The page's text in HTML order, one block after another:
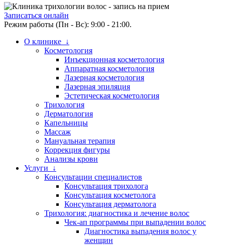
Записаться онлайн
Режим работы (Пн - Вс): 9:00 - 21:00.
О клинике ↓
Косметология
Инъекционная косметология
Аппаратная косметология
Лазерная косметология
Лазерная эпиляция
Эстетическая косметология
Трихология
Дерматология
Капельницы
Массаж
Мануальная терапия
Коррекция фигуры
Анализы крови
Услуги ↓
Консультации специалистов
Консультация трихолога
Консультация косметолога
Консультация дерматолога
Трихология: диагностика и лечение волос
Чек-ап программы при выпадении волос
Диагностика выпадения волос у
женщин